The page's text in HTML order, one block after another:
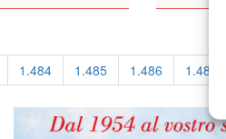
1.484 1.485 1.486 1.487